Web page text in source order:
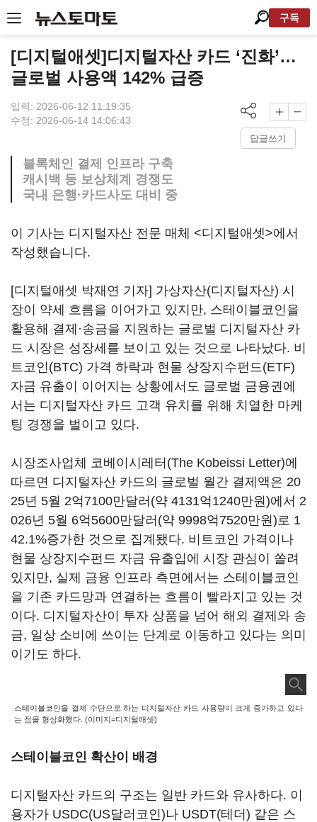
구독
[디지털애셋]디지털자산 카드 ‘진화’…
글로벌 사용액 142% 급증
입력: 2026-06-12 11:19:35
수정: 2026-06-14 14:06:43
답글쓰기
블록체인 결제 인프라 구축
캐시백 등 보상체계 경쟁도
국내 은행·카드사도 대비 중
이 기사는 디지털자산 전문 매체 <디지털애셋>에서
작성했습니다.
[디지털애셋 박재연 기자] 가상자산(디지털자산) 시
장이 약세 흐름을 이어가고 있지만, 스테이블코인을
활용해 결제·송금을 지원하는 글로벌 디지털자산 카
드 시장은 성장세를 보이고 있는 것으로 나타났다. 비
트코인(BTC) 가격 하락과 현물 상장지수펀드(ETF)
자금 유출이 이어지는 상황에서도 글로벌 금융권에
서는 디지털자산 카드 고객 유치를 위해 치열한 마케
팅 경쟁을 벌이고 있다.
시장조사업체 코베이시레터(The Kobeissi Letter)에
따르면 디지털자산 카드의 글로벌 월간 결제액은 20
25년 5월 2억7100만달러(약 4131억1240만원)에서 2
026년 5월 6억5600만달러(약 9998억7520만원)로 1
42.1%증가한 것으로 집계됐다. 비트코인 가격이나
현물 상장지수펀드 자금 유출입에 시장 관심이 쏠려
있지만, 실제 금융 인프라 측면에서는 스테이블코인
을 기존 카드망과 연결하는 흐름이 빨라지고 있는 것
이다. 디지털자산이 투자 상품을 넘어 해외 결제와 송
금, 일상 소비에 쓰이는 단계로 이동하고 있다는 의미
이기도 하다.
스테이블코인을 결제 수단으로 하는 디지털자산 카드 사용량이 크게 증가하고 있다
는 점을 형상화했다. (이미지=디지털애셋)
스테이블코인 확산이 배경
디지털자산 카드의 구조는 일반 카드와 유사하다. 이
용자가 USDC(US달러코인)나 USDT(테더) 같은 스